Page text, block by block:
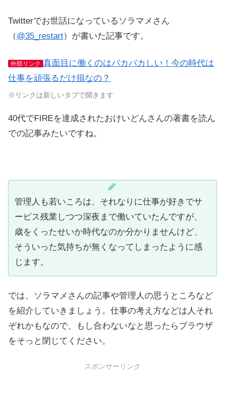
Twitterでお世話になっているソラマメさん
（@35_restart）が書いた記事です。
外部リンク 真面目に働くのはバカバカしい！今の時代は
仕事を頑張るだけ損なの？
※リンクは新しいタブで開きます
40代でFIREを達成されたおけいどんさんの著書を読ん
での記事みたいですね。
管理人も若いころは、それなりに仕事が好きでサ
ービス残業しつつ深夜まで働いていたんですが、
歳をくったせいか時代なのか分かりませんけど、
そういった気持ちが無くなってしまったように感
じます。
では、ソラマメさんの記事や管理人の思うところなど
を紹介していきましょう。仕事の考え方などは人それ
ぞれかもなので、もし合わないなと思ったらブラウザ
をそっと閉じてください。
スポンサーリンク